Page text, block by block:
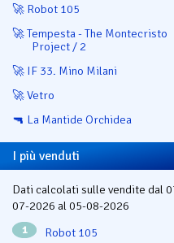
🚀 Robot 105
🚀 Tempesta - The Montecristo
Project / 2
🚀 IF 33. Mino Milani
🚀 Vetro
🔫 La Mantide Orchidea
I più venduti
Dati calcolati sulle vendite dal
07-2026 al 05-08-2026
1 Robot 105